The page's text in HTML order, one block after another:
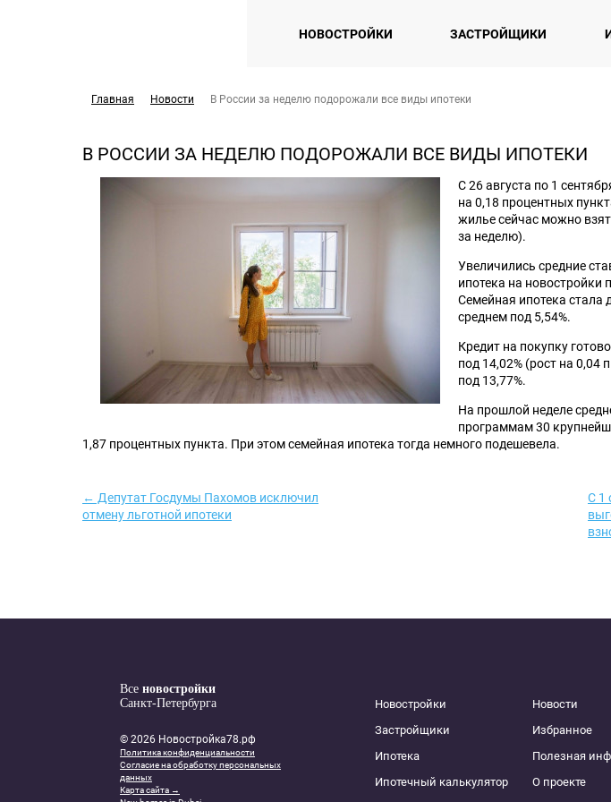
НОВОСТРОЙКИ ЗАСТРОЙЩИКИ
Главная Новости В России за неделю подорожали все виды ипотеки
В РОССИИ ЗА НЕДЕЛЮ ПОДОРОЖАЛИ ВСЕ ВИДЫ ИПОТЕКИ
С 26 августа по 1
на 0,18 процентных
жилье сейчас можно
за неделю).
Увеличились средние
ипотека на новостройки
Семейная ипотека
среднем под 5,54%.
Кредит на покупку
под 14,02% (рост на 0,04
под 13,77%.
На прошлой неделе
программам 30
1,87 процентных пункта. При этом семейная ипотека тогда немного подешевела.
← Депутат Госдумы Пахомов исключил
отмену льготной ипотеки
С 1
Все новостройки
Санкт-Петербурга
© 2026 Новостройка78.рф
Политика конфиденциальности
Согласие на обработку персональных
данных
Карта сайта →
Новостройки
Застройщики
Ипотека
Ипотечный калькулятор
Новости
Избранное
Полезная
О проекте